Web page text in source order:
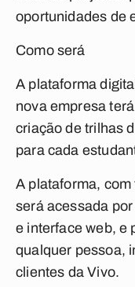
oportunidades de
Como será
A plataforma
nova empresa
criação de trilhas
para cada
A plataforma,
será acessada
e interface web, e
qualquer pessoa,
clientes da Vivo.